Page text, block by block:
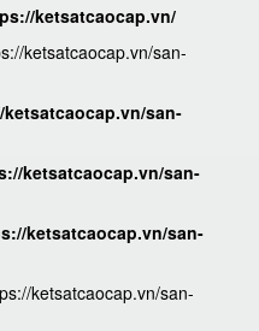
ketsatcaocap.vn/
ketsatcaocap.vn/san-
san-
ketsatcaocap.vn/san-
ketsatcaocap.vn/san-
ketsatcaocap.vn/san-